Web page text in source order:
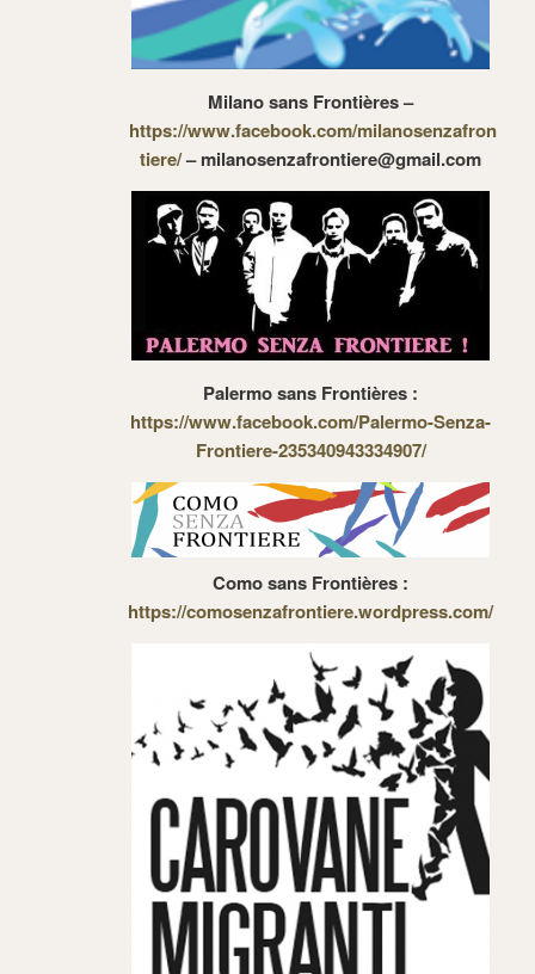
Milano sans Frontières –
https://www.facebook.com/milanosenzafron
tiere/– milanosenzafrontiere@gmail.com
Palermo sans Frontières :
https://www.facebook.com/Palermo-Senza-
Frontiere-235340943334907/
Como sans Frontières :
https://comosenzafrontiere.wordpress.com/